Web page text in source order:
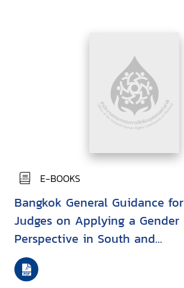
E-BOOKS
Bangkok General Guidance for
Judges on Applying a Gender
Perspective in South and
Southeast Asia